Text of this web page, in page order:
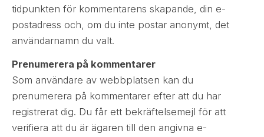
tidpunkten för kommentarens skapande, din e-
postadress och, om du inte postar anonymt, det
användarnamn du valt.
Prenumerera på kommentarer
Som användare av webbplatsen kan du
prenumerera på kommentarer efter att du har
registrerat dig. Du får ett bekräftelsemejl för att
verifiera att du är ägaren till den angivna e-